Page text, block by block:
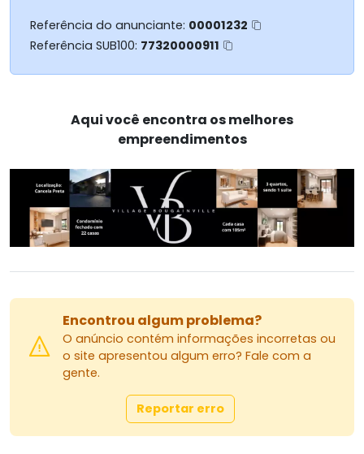
Referência do anunciante: 00001232
Referência SUB100: 77320000911
Aqui você encontra os melhores
empreendimentos
Encontrou algum problema?
O anúncio contém informações incorretas ou
o site apresentou algum erro? Fale com a
gente.
Reportar erro